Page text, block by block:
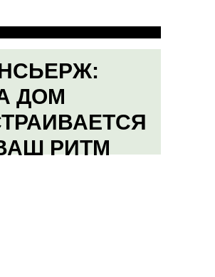
ДОМ
РИТМ